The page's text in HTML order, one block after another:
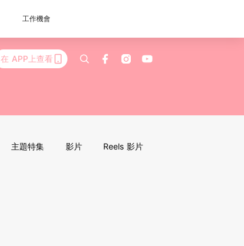
工作機會
在 APP上查看
主題特集 影片 Reels 影片